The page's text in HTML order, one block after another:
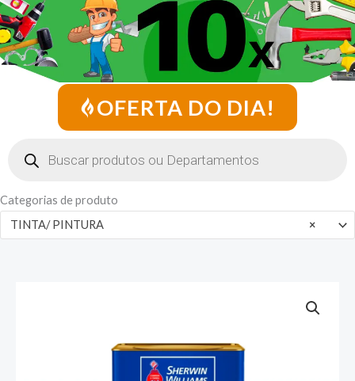
OFERTA DO DIA!
Categorias de produto
×
TINTA/ PINTURA